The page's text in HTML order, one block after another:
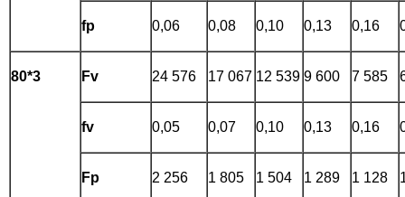
fp 0,06 0,08 0,10 0,13 0,16
80*3 Fv 24 576 17 067 12 539 9 600 7 585
fv 0,05 0,07 0,10 0,13 0,16
Fp 2 256 1 805 1 504 1 289 1 128